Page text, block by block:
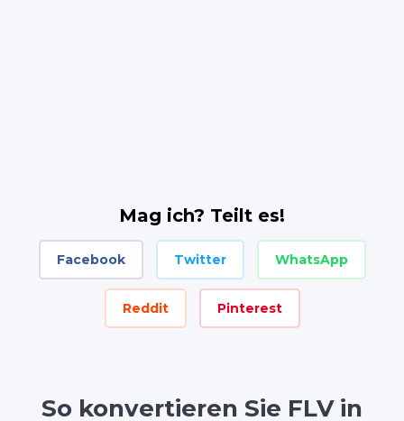
Mag ich? Teilt es!
Facebook Twitter WhatsApp
Reddit Pinterest
So konvertieren Sie FLV in